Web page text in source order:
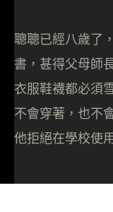
聰聰已經八歲了
書，甚得父母師
衣服鞋襪都必須
不會穿著，也不
他拒絕在學校使